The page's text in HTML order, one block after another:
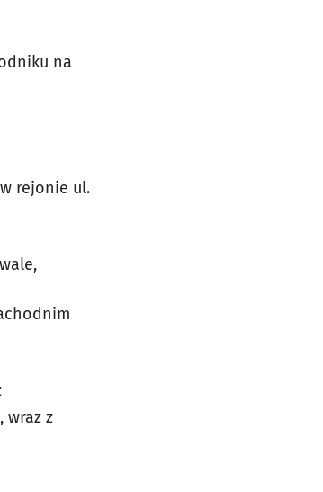
na
rejonie ul.
wraz z